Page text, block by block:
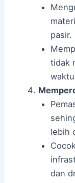
pasir.
tidak
lebih
dan